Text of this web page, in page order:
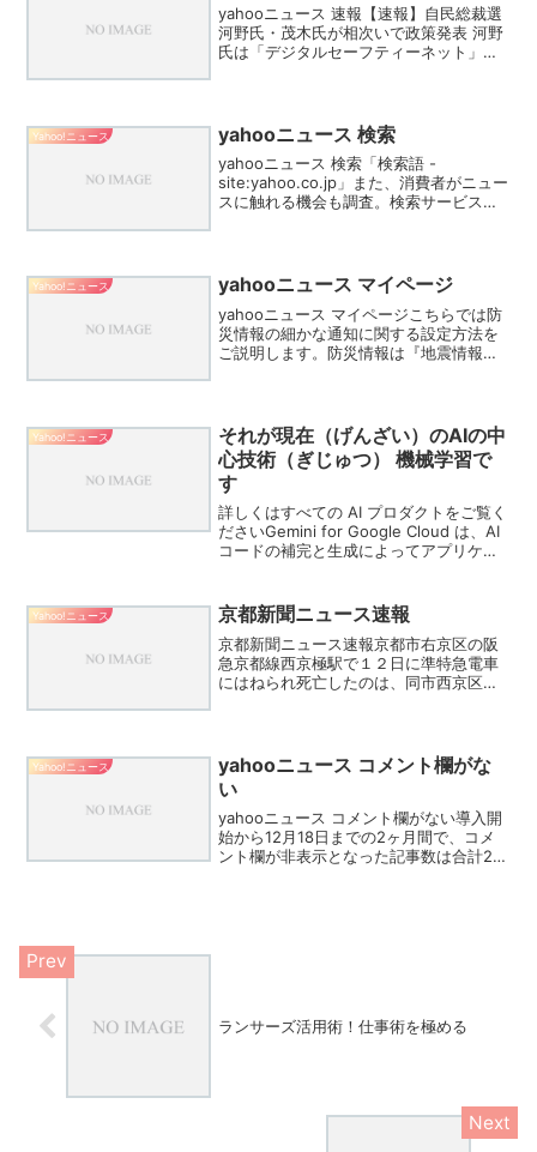
yahooニュース 速報【速報】自民総裁選
河野氏・茂木氏が相次いで政策発表 河野
氏は「デジタルセーフティーネット」構
保の工夫ある...
Yahoo!ニュース yahooニュース 検索
yahooニュース 検索「検索語 -
site:yahoo.co.jp」また、消費者がニュー
スに触れる機会も調査。検索サービスが
Yahoo!ニュース yahooニュース マイページ
yahooニュース マイページこちらでは防
災情報の細かな通知に関する設定方法を
ご説明します。防災情報は『地震情報・
知を個別に切り替...
Yahoo!ニュース
それが現在（げんざい）のAIの中
心技術（ぎじゅつ） 機械学習で
す
詳しくはすべての AI プロダクトをご覧く
ださいGemini for Google Cloud は、AI
コードの補完と生成によってアプリケー
パーはアプリケーション...
Yahoo!ニュース 京都新聞ニュース速報
京都新聞ニュース速報京都市右京区の阪
急京都線西京極駅で１２日に準特急電車
にはねられ死亡したのは、同市西京区の
目で...
Yahoo!ニュース
yahooニュース コメント欄がな
い
yahooニュース コメント欄がない導入開
始から12月18日までの2ヶ月間で、コメ
ント欄が非表示となった記事数は合計216
ランサーズ活用術！仕事術を極める